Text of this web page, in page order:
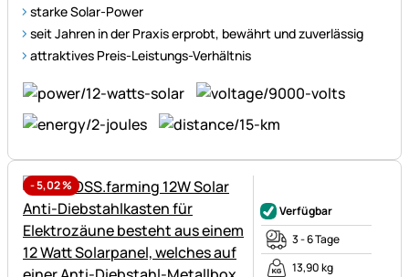
starke Solar-Power
seit Jahren in der Praxis erprobt, bewährt und zuverlässig
attraktives Preis-Leistungs-Verhältnis
-5,02%
Verfügbar
3 - 6 Tage
13,90 kg